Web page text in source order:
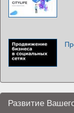
Развитие